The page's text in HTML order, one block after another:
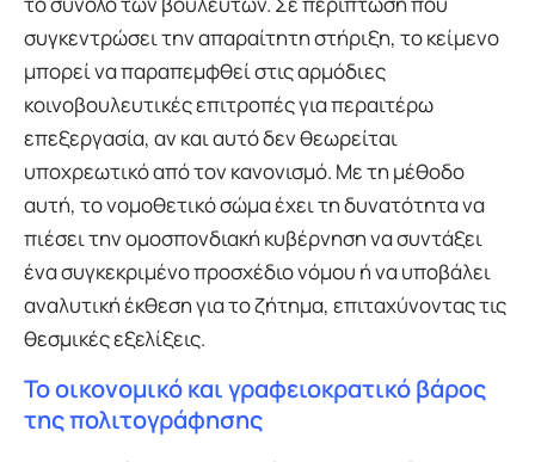
συγκεντρώσει την απαραίτητη στήριξη, το κείμενο
μπορεί να παραπεμφθεί στις αρμόδιες
κοινοβουλευτικές επιτροπές για περαιτέρω
επεξεργασία, αν και αυτό δεν θεωρείται
υποχρεωτικό από τον κανονισμό. Με τη μέθοδο
αυτή, το νομοθετικό σώμα έχει τη δυνατότητα να
πιέσει την ομοσπονδιακή κυβέρνηση να συντάξει
ένα συγκεκριμένο προσχέδιο νόμου ή να υποβάλει
αναλυτική έκθεση για το ζήτημα, επιταχύνοντας τις
θεσμικές εξελίξεις.
Το οικονομικό και γραφειοκρατικό βάρος
της πολιτογράφησης